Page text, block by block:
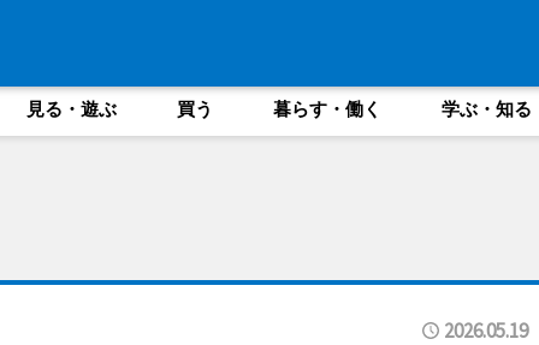
見る・遊ぶ 買う 暮らす・働く 学ぶ・知る
2026.05.19